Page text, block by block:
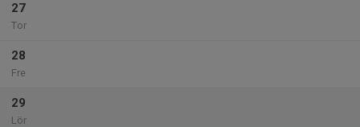
27
Tor
28
Fre
29
Lör